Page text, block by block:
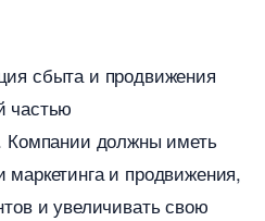
сбыта и продвижения
частью
Компании должны иметь
и продвижения,
и увеличивать свою